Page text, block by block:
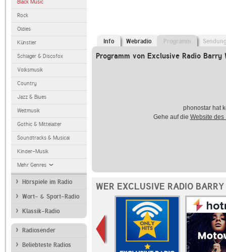
Black Music
Rock
Oldies
Künstler
Schlager & Discofox
Volksmusik
Country
Jazz & Blues
Weltmusik
Gothic & Mittelalter
Soundtracks & Musical
Kinder-Musik
Mehr Genres
Hörspiele im Radio
Wort- & Sport-Radio
Klassik-Radio
Radiosender
Beliebteste Radios
Info Webradio Programm
Programm von Exclusive Radio Barry
phonostar hat
Gehe auf die Website des
WER EXCLUSIVE RADIO